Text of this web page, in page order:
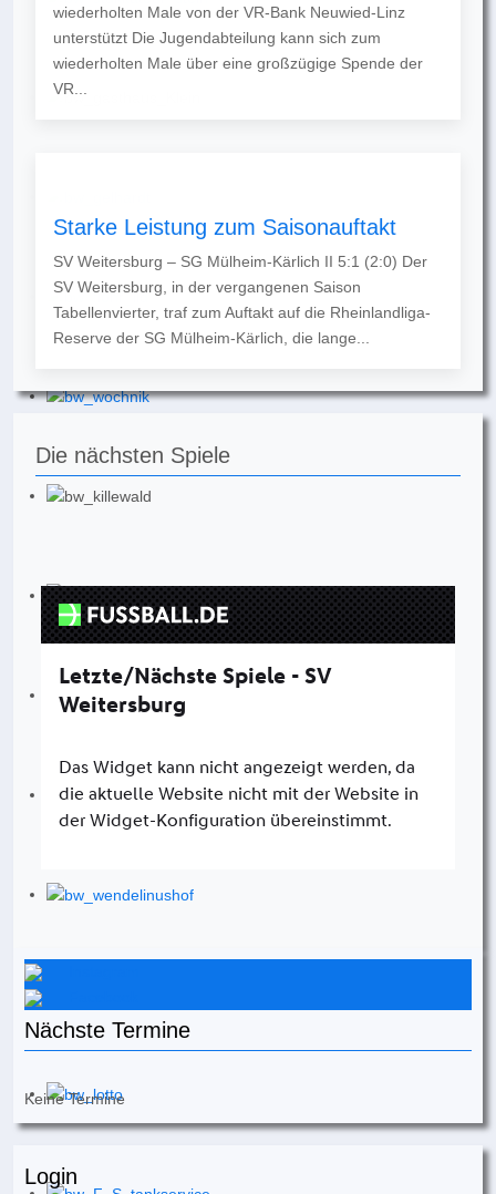
wiederholten Male von der VR-Bank Neuwied-Linz
unterstützt Die Jugendabteilung kann sich zum
wiederholten Male über eine großzügige Spende der
VR...
Starke Leistung zum Saisonauftakt
SV Weitersburg – SG Mülheim-Kärlich II 5:1 (2:0) Der
SV Weitersburg, in der vergangenen Saison
Tabellenvierter, traf zum Auftakt auf die Rheinlandliga-
Reserve der SG Mülheim-Kärlich, die lange...
Die nächsten Spiele
Nächste Termine
Keine Termine
Login